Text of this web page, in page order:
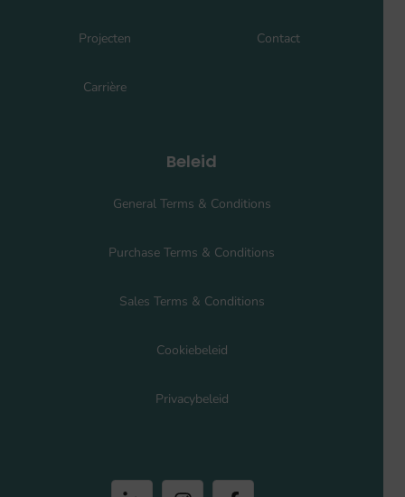
Projecten
Carrière
Contact
Beleid
General Terms & Conditions
Purchase Terms & Conditions
Sales Terms & Conditions
Cookiebeleid
Privacybeleid